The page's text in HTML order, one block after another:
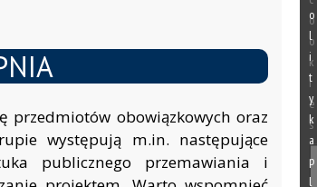
obowiązkowych oraz
występują m.in. następujące
publicznego przemawiania i
o
o
k
i
e
s
o
l
i
t
y
k
a
p
l